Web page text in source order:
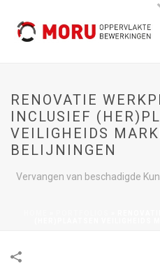
RENOVATIE
INCLUSIEF
VEILIGHEIDS
BELIJNINGEN
Vervangen van beschadigde